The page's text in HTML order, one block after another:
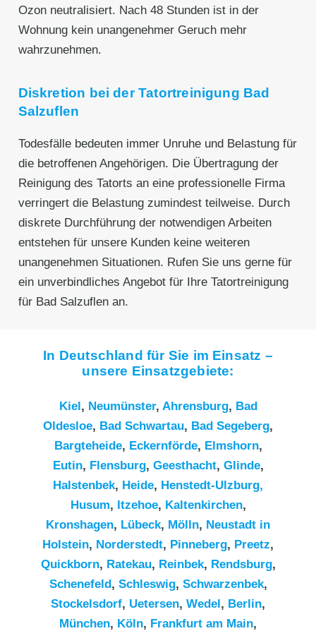
Ozon neutralisiert. Nach 48 Stunden ist in der
Wohnung kein unangenehmer Geruch mehr
wahrzunehmen.
Diskretion bei der Tatortreinigung Bad
Salzuflen
Todesfälle bedeuten immer Unruhe und Belastung für
die betroffenen Angehörigen. Die Übertragung der
Reinigung des Tatorts an eine professionelle Firma
verringert die Belastung zumindest teilweise. Durch
diskrete Durchführung der notwendigen Arbeiten
entstehen für unsere Kunden keine weiteren
unangenehmen Situationen. Rufen Sie uns gerne für
ein unverbindliches Angebot für Ihre Tatortreinigung
für Bad Salzuflen an.
In Deutschland für Sie im Einsatz –
unsere Einsatzgebiete:
Kiel, Neumünster, Ahrensburg, Bad
Oldesloe, Bad Schwartau, Bad Segeberg,
Bargteheide, Eckernförde, Elmshorn,
Eutin, Flensburg, Geesthacht, Glinde,
Halstenbek, Heide, Henstedt-Ulzburg,
Husum, Itzehoe, Kaltenkirchen,
Kronshagen, Lübeck, Mölln, Neustadt in
Holstein, Norderstedt, Pinneberg, Preetz,
Quickborn, Ratekau, Reinbek, Rendsburg,
Schenefeld, Schleswig, Schwarzenbek,
Stockelsdorf, Uetersen, Wedel, Berlin,
München, Köln, Frankfurt am Main,